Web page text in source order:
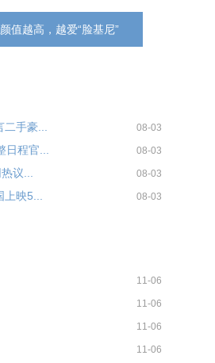
值越高，越爱“脸基尼”
二手豪... 08-03
日程官... 08-03
议... 08-03
上映5... 08-03
11-06
11-06
11-06
11-06